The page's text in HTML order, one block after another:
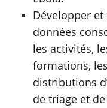
Développer
données
les activités,
formations,
distributions
de triage et